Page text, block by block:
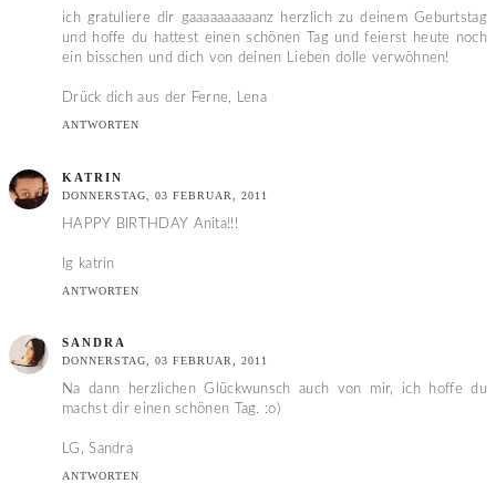
ich gratuliere dir gaaaaaaaaaanz herzlich zu deinem Geburtstag
und hoffe du hattest einen schönen Tag und feierst heute noch
ein bisschen und dich von deinen Lieben dolle verwöhnen!
Drück dich aus der Ferne, Lena
ANTWORTEN
KATRIN
DONNERSTAG, 03 FEBRUAR, 2011
HAPPY BIRTHDAY Anita!!!
lg katrin
ANTWORTEN
SANDRA
DONNERSTAG, 03 FEBRUAR, 2011
Na dann herzlichen Glückwunsch auch von mir, ich hoffe du
machst dir einen schönen Tag. :o)
LG, Sandra
ANTWORTEN